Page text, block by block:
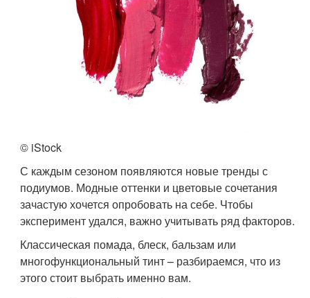
© iStock
С каждым сезоном появляются новые тренды с
подиумов. Модные оттенки и цветовые сочетания
зачастую хочется опробовать на себе. Чтобы
эксперимент удался, важно учитывать ряд факторов.
Классическая помада, блеск, бальзам или
многофункциональный тинт – разбираемся, что из
этого стоит выбрать именно вам.